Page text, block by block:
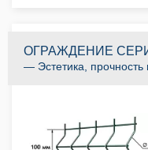
ОГРАЖДЕНИЕ
— Эстетика, прочность